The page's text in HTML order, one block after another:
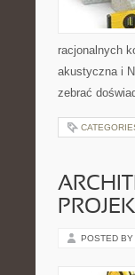
racjonalnych
akustyczna i
zebrać
POSTED BY